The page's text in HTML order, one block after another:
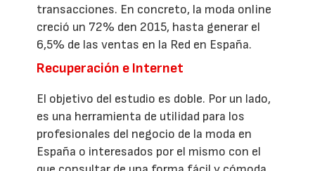
transacciones. En concreto, la moda online
creció un 72% den 2015, hasta generar el
6,5% de las ventas en la Red en España.
Recuperación e Internet
El objetivo del estudio es doble. Por un lado,
es una herramienta de utilidad para los
profesionales del negocio de la moda en
España o interesados por el mismo con el